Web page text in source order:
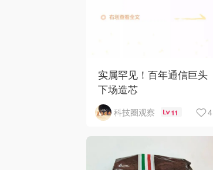
实属罕见！百年通信巨头
下场造芯
科技圈观察 11 4